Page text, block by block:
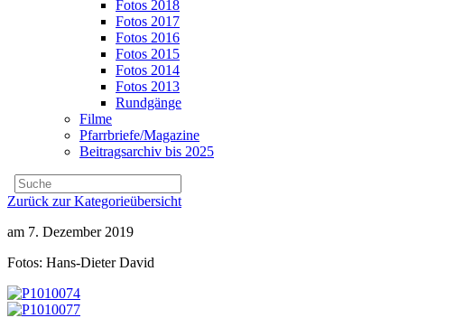
Fotos 2018
Fotos 2017
Fotos 2016
Fotos 2015
Fotos 2014
Fotos 2013
Rundgänge
Filme
Pfarrbriefe/Magazine
Beitragsarchiv bis 2025
Zurück zur Kategorieübersicht
am 7. Dezember 2019
Fotos: Hans-Dieter David